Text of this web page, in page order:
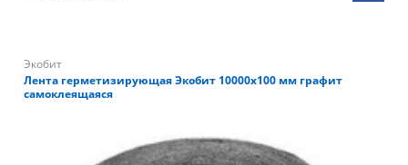
Экобит
Лента герметизирующая Экобит 10000х100 мм графит
самоклеящаяся